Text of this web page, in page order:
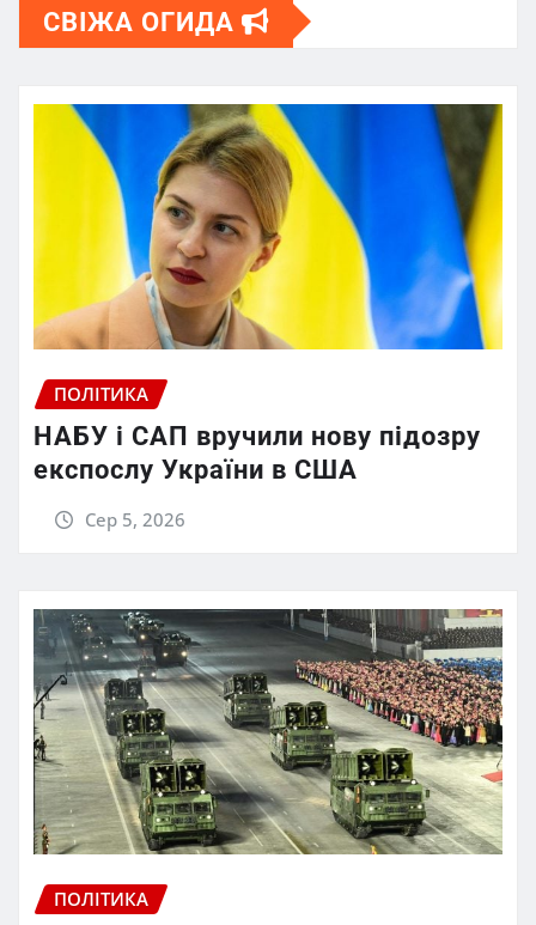
СВІЖА ОГИДА
ПОЛІТИКА
НАБУ і САП вручили нову підозру
експослу України в США
Сер 5, 2026
ПОЛІТИКА